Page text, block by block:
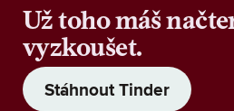
Už toho máš
vyzkoušet.
Stáhnout Tinder